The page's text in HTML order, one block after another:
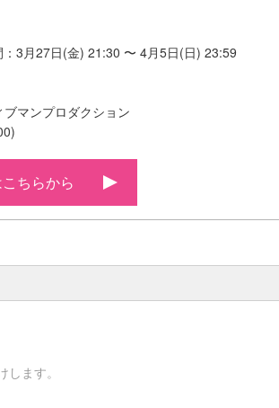
：3⽉27⽇(金) 21:30 〜 4⽉5⽇(日) 23:59
マンプロダクション
ちらから
ます。